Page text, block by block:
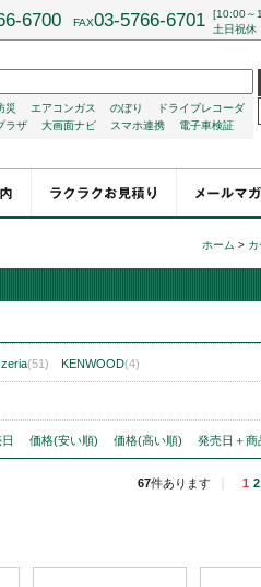
6700 FAX03-5766-6701
[10:00～
土日祝休
災 エアコンガス のぼり
ドライブレコーダ
ラザ 大画面ナビ スマホ連携 電子車検証
ホーム >
(51) KENWOOD(4)
価格(安い順) 価格(高い順) 発売日＋商
67件あります 1 2